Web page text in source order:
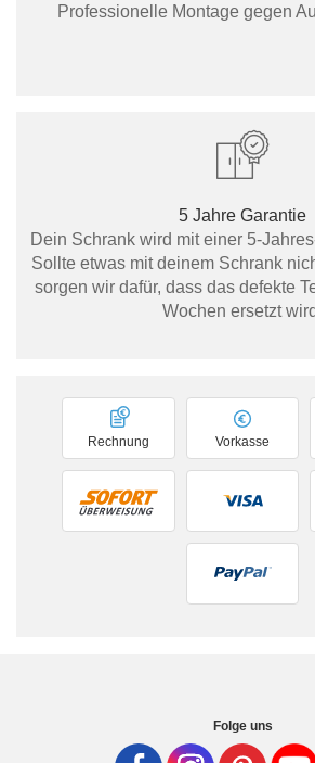
Professionelle Montage gegen
5 Jahre Garantie
Dein Schrank wird mit einer 5-
Sollte etwas mit deinem Schrank
sorgen wir dafür, dass das defekte
Wochen ersetzt
Vorkasse
Rechnung
Folge uns